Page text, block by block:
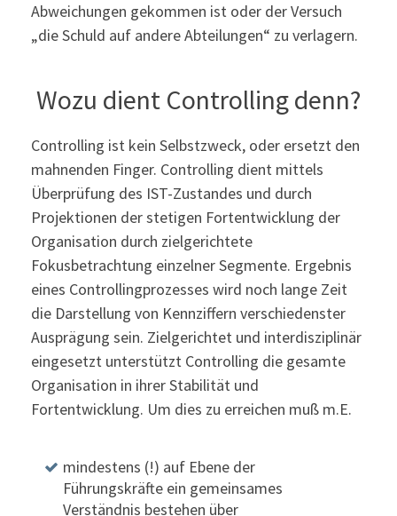
Abweichungen gekommen ist oder der Versuch
„die Schuld auf andere Abteilungen“ zu verlagern.
Wozu dient Controlling denn?
Controlling ist kein Selbstzweck, oder ersetzt den
mahnenden Finger. Controlling dient mittels
Überprüfung des IST-Zustandes und durch
Projektionen der stetigen Fortentwicklung der
Organisation durch zielgerichtete
Fokusbetrachtung einzelner Segmente. Ergebnis
eines Controllingprozesses wird noch lange Zeit
die Darstellung von Kennziffern verschiedenster
Ausprägung sein. Zielgerichtet und interdisziplinär
eingesetzt unterstützt Controlling die gesamte
Organisation in ihrer Stabilität und
Fortentwicklung. Um dies zu erreichen muß m.E.
mindestens (!) auf Ebene der
Führungskräfte ein gemeinsames
Verständnis bestehen über